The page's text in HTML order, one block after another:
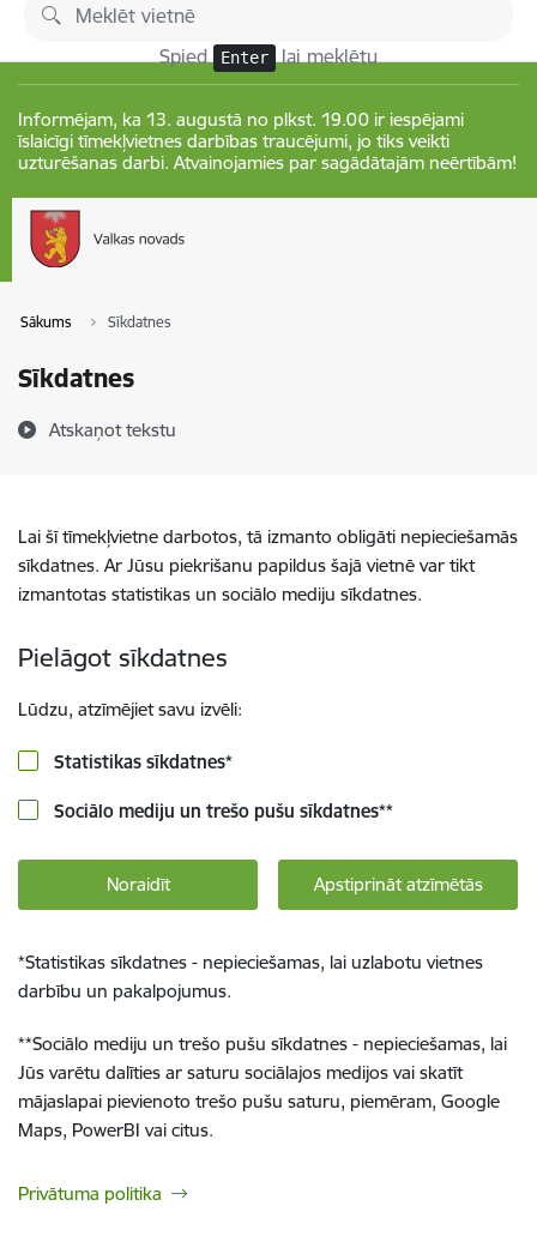
Pāriet uz lapas saturu
Spied Enter lai meklētu
Informējam, ka 13. augustā no plkst. 19.00 ir iespējami
īslaicīgi tīmekļvietnes darbības traucējumi, jo tiks veikti
uzturēšanas darbi. Atvainojamies par sagādātajām neērtībām!
Sākums Sīkdatnes
Sīkdatnes
Atskaņot tekstu
Lai šī tīmekļvietne darbotos, tā izmanto obligāti nepieciešamās
sīkdatnes. Ar Jūsu piekrišanu papildus šajā vietnē var tikt
izmantotas statistikas un sociālo mediju sīkdatnes.
Pielāgot sīkdatnes
Lūdzu, atzīmējiet savu izvēli:
Statistikas sīkdatnes*
Sociālo mediju un trešo pušu sīkdatnes**
Noraidīt Apstiprināt atzīmētās
*Statistikas sīkdatnes - nepieciešamas, lai uzlabotu vietnes
darbību un pakalpojumus.
**Sociālo mediju un trešo pušu sīkdatnes - nepieciešamas, lai
Jūs varētu dalīties ar saturu sociālajos medijos vai skatīt
mājaslapai pievienoto trešo pušu saturu, piemēram, Google
Maps, PowerBI vai citus.
Privātuma politika